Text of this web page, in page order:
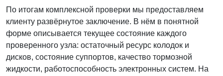
По итогам комплексной проверки мы предоставляем
клиенту развёрнутое заключение. В нём в понятной
форме описывается текущее состояние каждого
проверенного узла: остаточный ресурс колодок и
дисков, состояние суппортов, качество тормозной
жидкости, работоспособность электронных систем. На